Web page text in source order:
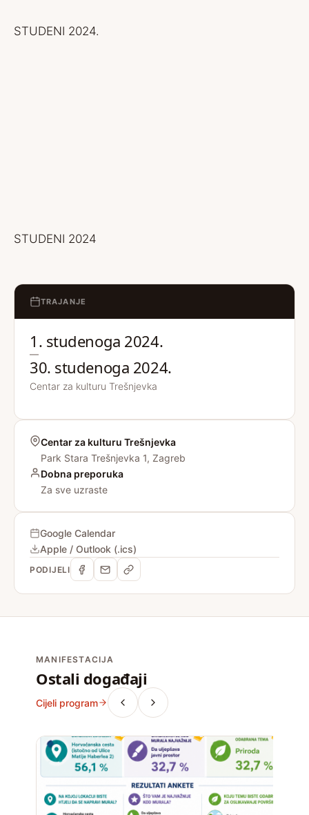
STUDENI 2024.
STUDENI 2024
TRAJANJE
1. studenoga 2024.
—
30. studenoga 2024.
Centar za kulturu Trešnjevka
Centar za kulturu Trešnjevka
Park Stara Trešnjevka 1, Zagreb
Dobna preporuka
Za sve uzraste
Google Calendar
Apple / Outlook (.ics)
PODIJELI
MANIFESTACIJA
Ostali događaji
Cijeli program